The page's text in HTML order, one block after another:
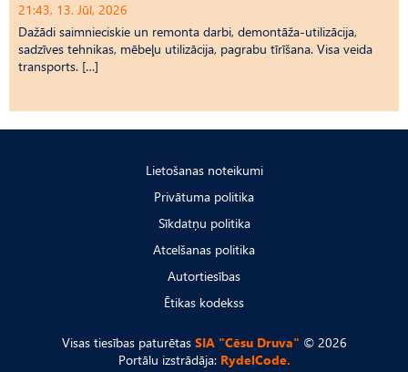
21:43, 13. Jūl, 2026
Dažādi saimnieciskie un remonta darbi, demontāža-utilizācija,
sadzīves tehnikas, mēbeļu utilizācija, pagrabu tīrīšana. Visa veida
transports. […]
Lietošanas noteikumi
Privātuma politika
Sīkdatņu politika
Atcelšanas politika
Autortiesības
Ētikas kodekss
Visas tiesības paturētas SIA "Cēsu Druva" © 2026
Portālu izstrādāja: RydelCode.